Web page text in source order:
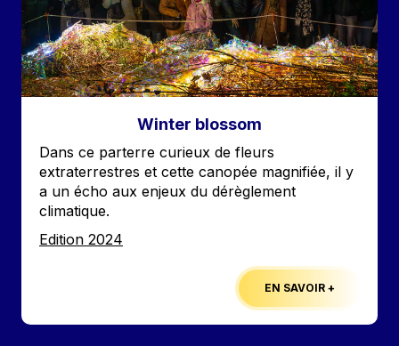
Winter blossom
Accroche
Dans ce parterre curieux de fleurs
extraterrestres et cette canopée magnifiée, il y
a un écho aux enjeux du dérèglement
climatique.
Edition
Edition 2024
EN SAVOIR +